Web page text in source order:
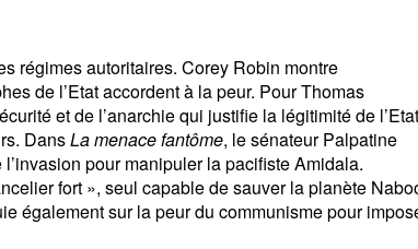
régimes autoritaires. Corey Robin montre
de l’Etat accordent à la peur. Pour Thomas
et de l’anarchie qui justifie la légitimité de l’Etat
DansLa menace fantôme, le sénateur Palpatine
pour manipuler la pacifiste Amidala.
fort », seul capable de sauver la planète
également sur la peur du communisme pour